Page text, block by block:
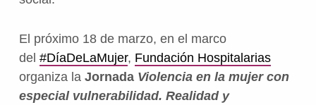
El próximo 18 de marzo, en el marco
del #DíaDeLaMujer, Fundación Hospitalarias
organiza la Jornada Violencia en la mujer con
especial vulnerabilidad. Realidad y